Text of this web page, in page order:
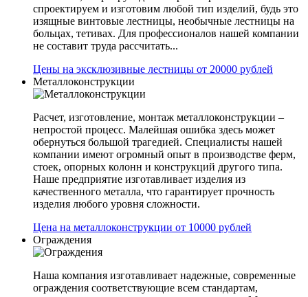
спроектируем и изготовим любой тип изделий, будь это
изящные винтовые лестницы, необычные лестницы на
больцах, тетивах. Для профессионалов нашей компании
не составит труда рассчитать...
Цены на эксклюзивные лестницы от 20000 рублей
Металлоконструкции
Расчет, изготовление, монтаж металлоконструкции –
непростой процесс. Малейшая ошибка здесь может
обернуться большой трагедией. Специалисты нашей
компании имеют огромный опыт в производстве ферм,
стоек, опорных колонн и конструкций другого типа.
Наше предприятие изготавливает изделия из
качественного металла, что гарантирует прочность
изделия любого уровня сложности.
Цена на металлоконструкции от 10000 рублей
Ограждения
Наша компания изготавливает надежные, современные
ограждения соответствующие всем стандартам,